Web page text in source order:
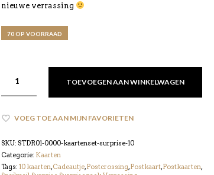
nieuwe verrassing
70 OP VOORRAAD
TOEVOEGEN AAN WINKELWAGEN
VOEG TOE AAN MIJN FAVORIETEN
SKU: STDR01-0000-kaartenset-surprise-10
Categorie: Kaarten
Tags: 10 kaarten,Cadeautje,Postcrossing,Postkaart,Postkaarten,